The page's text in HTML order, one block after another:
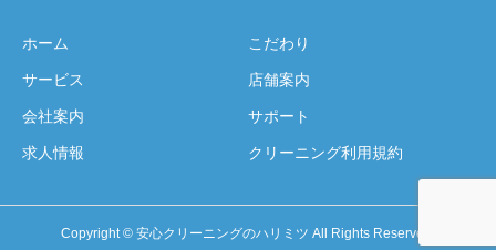
ホーム こだわり
サービス 店舗案内
会社案内 サポート
求人情報 クリーニング利用規約
Copyright © 安心クリーニングのハリミツ All Rights Reserved.
セール情報 新着情報 お問い合わせ